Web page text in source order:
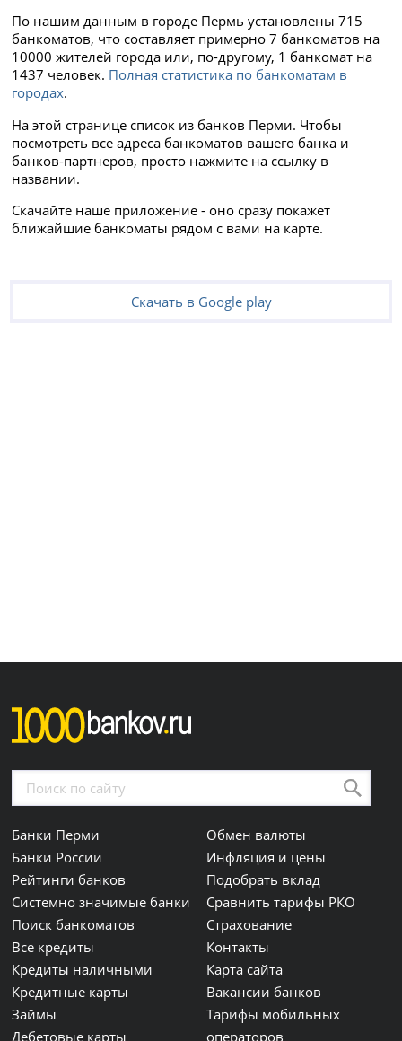
По нашим данным в городе Пермь установлены 715
банкоматов, что составляет примерно 7 банкоматов на
10000 жителей города или, по-другому, 1 банкомат на
1437 человек. Полная статистика по банкоматам в
городах.
На этой странице список из банков Перми. Чтобы
посмотреть все адреса банкоматов вашего банка и
банков-партнеров, просто нажмите на ссылку в
названии.
Скачайте наше приложение - оно сразу покажет
ближайшие банкоматы рядом с вами на карте.
Скачать в Google play
Банки Перми
Банки России
Рейтинги банков
Системно значимые банки
Поиск банкоматов
Все кредиты
Кредиты наличными
Кредитные карты
Займы
Дебетовые карты
Обмен валюты
Инфляция и цены
Подобрать вклад
Сравнить тарифы РКО
Страхование
Контакты
Карта сайта
Вакансии банков
Тарифы мобильных
операторов